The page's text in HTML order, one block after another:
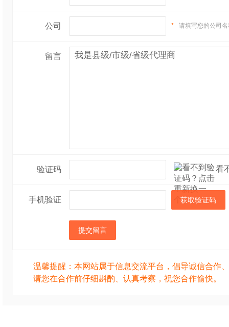
芥末，把泡好的煎
4. 木鱼花有什么营
防近视和改善视力
老的作用，让女性
称，可增强中老年
血压的作用。
木鱼花还含有丰富
可以补充人体所需
公司 * 请填写您的公司
留言
验证码 看
手机验证 获取验证码
提交留言
温馨提醒：本网站属于信息交流平台，倡导诚信合作
请您在合作前仔细斟酌、认真考察，祝您合作愉快。